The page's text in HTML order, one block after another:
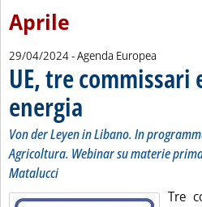
Aprile
29/04/2024- Agenda Europea
UE, tre
energia . Sottotitolo: Von der Leyen
. Pubblicata lunedì 29 aprile
Von der Leyen in Libano. In
Agricoltura. Webinar su materie
Matalucci
Tre